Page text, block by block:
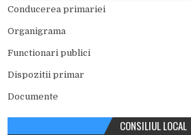
Conducerea primariei
Organigrama
Functionari publici
Dispozitii primar
Documente
CONSILIUL LOCAL